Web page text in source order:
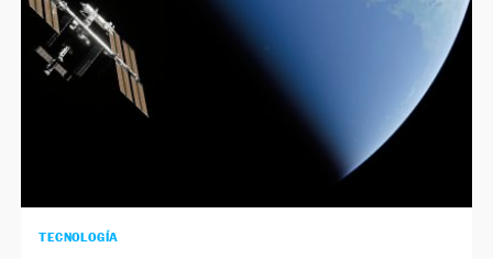
TECNOLOGÍA